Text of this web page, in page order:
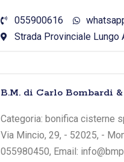
055900616
Strada Provinciale Lungo
B.M. di Carlo Bombardi
Categoria: bonifica cisterne
Via Mincio, 29, - 52025, -
055980450, Email: